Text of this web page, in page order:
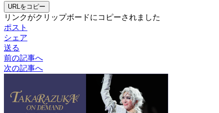
URLをコピー
リンクがクリップボードにコピーされました
ポスト
シェア
送る
前の記事へ
次の記事へ